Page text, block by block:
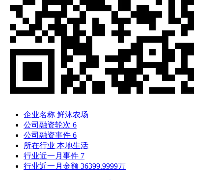
企业名称 鲜沐农场
公司融资轮次 6
公司融资事件 6
所在行业 本地生活
行业近一月事件 7
行业近一月金额 36399.9999万